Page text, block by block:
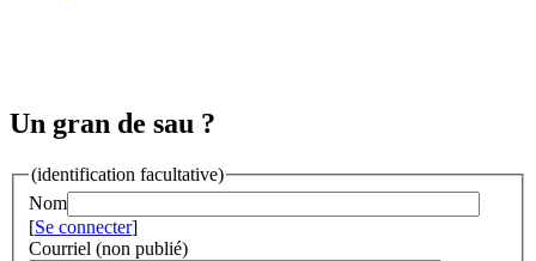
Un gran de sau ?
(identification facultative)
Nom
[Se connecter]
Courriel (non publié)